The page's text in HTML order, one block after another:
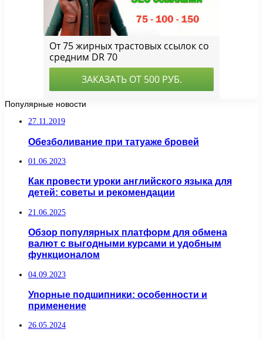
Популярные новости
27.11.2019
Обезболивание при татуаже бровей
01.06.2023
Как провести уроки английского языка для
детей: советы и рекомендации
21.06.2025
Обзор популярных платформ для обмена
валют с выгодными курсами и удобным
функционалом
04.09.2023
Упорные подшипники: особенности и
применение
26.05.2024